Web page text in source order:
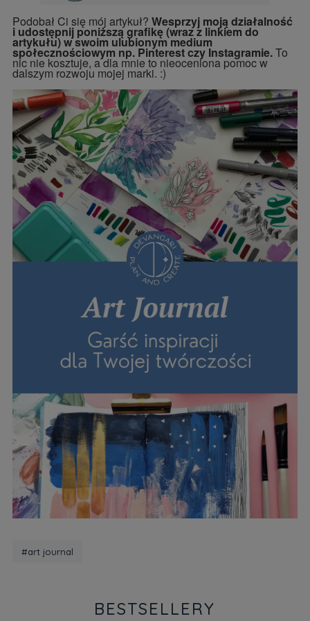
Podobał Ci się mój artykuł? Wesprzyj moją działalność
i udostępnij poniższą grafikę (wraz z linkiem do
artykułu) w swoim ulubionym medium
społecznościowym np. Pinterest czy Instagramie.To
nic nie kosztuje, a dla mnie to nieoceniona pomoc w
dalszym rozwoju mojej marki. :)
#art journal
BESTSELLERY